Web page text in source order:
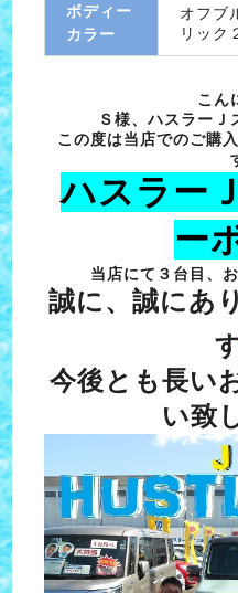
ボディー
カラー
オフブ
リック
こん
Ｓ様、ハスラーＪ
この度は当店でのご購
ハスラー
ー
当店にて３台目、
誠に、誠にあ
今後とも長い
い致